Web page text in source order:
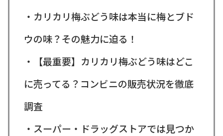
・カリカリ梅ぶどう味は本当に梅とブド
ウの味？その魅力に迫る！
・【最重要】カリカリ梅ぶどう味はどこ
に売ってる？コンビニの販売状況を徹底
調査
・スーパー・ドラッグストアでは見つか